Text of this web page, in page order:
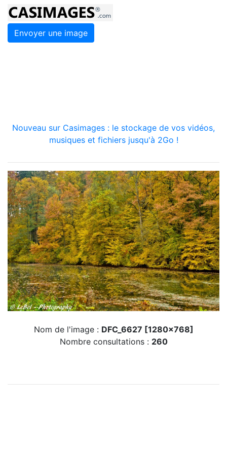
Envoyer une image
Nouveau sur Casimages : le stockage de vos vidéos,
musiques et fichiers jusqu'à 2Go !
Nom de l'image : DFC_6627 [1280x768]
Nombre consultations : 260